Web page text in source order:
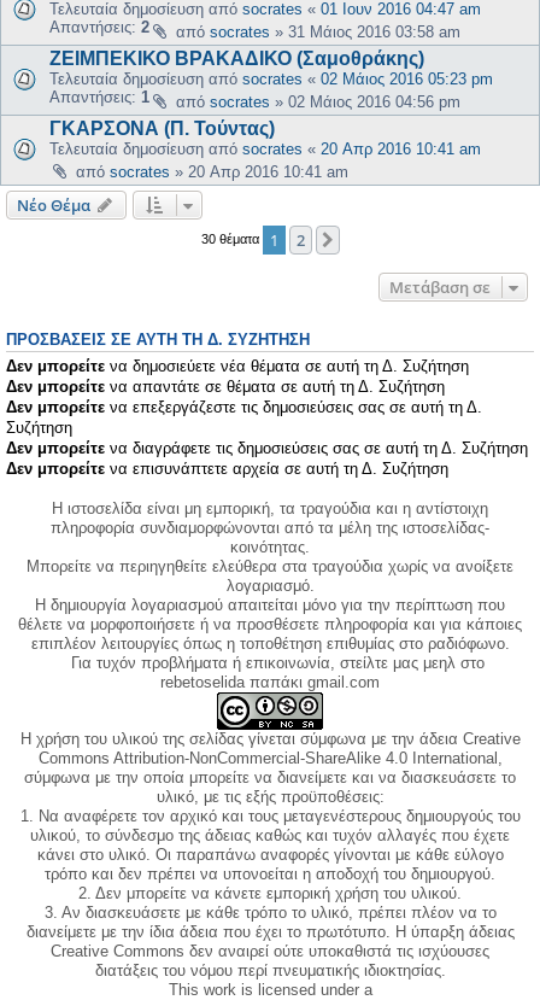
Τελευταία δημοσίευση από socrates « 01 Ιουν 2016 04:47 am
Απαντήσεις: 2 από socrates » 31 Μάιος 2016 03:58 am
ΖΕΙΜΠΕΚΙΚΟ ΒΡΑΚΑΔΙΚΟ (Σαμοθράκης)
Τελευταία δημοσίευση από socrates « 02 Μάιος 2016 05:23 pm
Απαντήσεις: 1 από socrates » 02 Μάιος 2016 04:56 pm
ΓΚΑΡΣΟΝΑ (Π. Τούντας)
Τελευταία δημοσίευση από socrates « 20 Απρ 2016 10:41 am
από socrates » 20 Απρ 2016 10:41 am
Νέο Θέμα
30 θέματα 1 2
Μετάβαση σε
ΠΡΟΣΒΆΣΕΙΣ ΣΕ ΑΥΤΉ ΤΗ Δ. ΣΥΖΉΤΗΣΗ
Δεν μπορείτε να δημοσιεύετε νέα θέματα σε αυτή τη Δ. Συζήτηση
Δεν μπορείτε να απαντάτε σε θέματα σε αυτή τη Δ. Συζήτηση
Δεν μπορείτε να επεξεργάζεστε τις δημοσιεύσεις σας σε αυτή τη Δ.
Συζήτηση
Δεν μπορείτε να διαγράφετε τις δημοσιεύσεις σας σε αυτή τη Δ. Συζήτηση
Δεν μπορείτε να επισυνάπτετε αρχεία σε αυτή τη Δ. Συζήτηση
Η ιστοσελίδα είναι μη εμπορική, τα τραγούδια και η αντίστοιχη
πληροφορία συνδιαμορφώνονται από τα μέλη της ιστοσελίδας-
κοινότητας.
Μπορείτε να περιηγηθείτε ελεύθερα στα τραγούδια χωρίς να ανοίξετε
λογαριασμό.
Η δημιουργία λογαριασμού απαιτείται μόνο για την περίπτωση που
θέλετε να μορφοποιήσετε ή να προσθέσετε πληροφορία και για κάποιες
επιπλέον λειτουργίες όπως η τοποθέτηση επιθυμίας στο ραδιόφωνο.
Για τυχόν προβλήματα ή επικοινωνία, στείλτε μας μεηλ στο
rebetoselida παπάκι gmail.com
Η χρήση του υλικού της σελίδας γίνεται σύμφωνα με την άδεια Creative
Commons Attribution-NonCommercial-ShareAlike 4.0 International,
σύμφωνα με την οποία μπορείτε να διανείμετε και να διασκευάσετε το
υλικό, με τις εξής προϋποθέσεις:
1. Να αναφέρετε τον αρχικό και τους μεταγενέστερους δημιουργούς του
υλικού, το σύνδεσμο της άδειας καθώς και τυχόν αλλαγές που έχετε
κάνει στο υλικό. Οι παραπάνω αναφορές γίνονται με κάθε εύλογο
τρόπο και δεν πρέπει να υπονοείται η αποδοχή του δημιουργού.
2. Δεν μπορείτε να κάνετε εμπορική χρήση του υλικού.
3. Αν διασκευάσετε με κάθε τρόπο το υλικό, πρέπει πλέον να το
διανείμετε με την ίδια άδεια που έχει το πρωτότυπο. Η ύπαρξη άδειας
Creative Commons δεν αναιρεί ούτε υποκαθιστά τις ισχύουσες
διατάξεις του νόμου περί πνευματικής ιδιοκτησίας.
This work is licensed under a